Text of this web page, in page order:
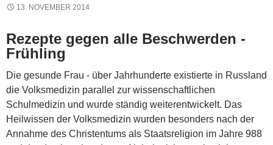
13. NOVEMBER 2014
Rezepte gegen alle Beschwerden -
Frühling
Die gesunde Frau - über Jahrhunderte existierte in Russland
die Volksmedizin parallel zur wissenschaftlichen
Schulmedizin und wurde ständig weiterentwickelt. Das
Heilwissen der Volksmedizin wurden besonders nach der
Annahme des Christentums als Staatsreligion im Jahre 988